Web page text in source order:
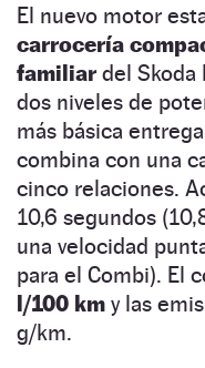
El nuevo motor
carrocería
familiardel Skoda
dos niveles de
más básica entrega
combina con una
cinco relaciones.
10,6 segundos
una velocidad
para el Combi). El
l/100 km y las
g/km.